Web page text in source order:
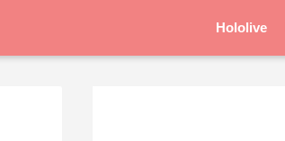
Hololive